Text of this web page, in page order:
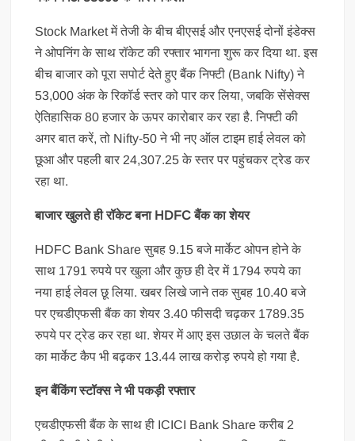
Stock Market में तेजी के बीच बीएसई और एनएसई दोनों इंडेक्स
ने ओपनिंग के साथ रॉकेट की रफ्तार भागना शुरू कर दिया था. इस
बीच बाजार को पूरा सपोर्ट देते हुए बैंक निफ्टी (Bank Nifty) ने
53,000 अंक के रिकॉर्ड स्तर को पार कर लिया, जबकि सेंसेक्स
ऐतिहासिक 80 हजार के ऊपर कारोबार कर रहा है. निफ्टी की
अगर बात करें, तो Nifty-50 ने भी नए ऑल टाइम हाई लेवल को
छूआ और पहली बार 24,307.25 के स्तर पर पहुंचकर ट्रेड कर
रहा था.
बाजार खुलते ही रॉकेट बना HDFC बैंक का शेयर
HDFC Bank Share सुबह 9.15 बजे मार्केट ओपन होने के
साथ 1791 रुपये पर खुला और कुछ ही देर में 1794 रुपये का
नया हाई लेवल छू लिया. खबर लिखे जाने तक सुबह 10.40 बजे
पर एचडीएफसी बैंक का शेयर 3.40 फीसदी चढ़कर 1789.35
रुपये पर ट्रेड कर रहा था. शेयर में आए इस उछाल के चलते बैंक
का मार्केट कैप भी बढ़कर 13.44 लाख करोड़ रुपये हो गया है.
इन बैंकिंग स्टॉक्स ने भी पकड़ी रफ्तार
एचडीएफसी बैंक के साथ ही ICICI Bank Share करीब 2